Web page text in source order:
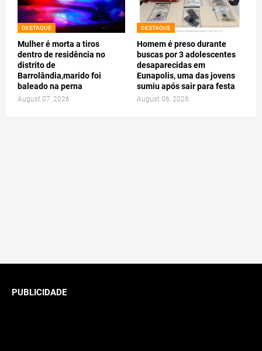
DESTAQUE
Mulher é morta a tiros
dentro de residência no
distrito de
Barrolândia,marido foi
baleado na perna
August 07, 2026
DESTAQUE
Homem é preso durante
buscas por 3 adolescentes
desaparecidas em
Eunapolis, uma das jovens
sumiu após sair para festa
August 06, 2026
PUBLICIDADE